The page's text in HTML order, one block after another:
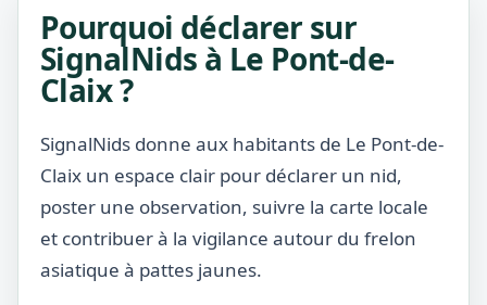
Pourquoi déclarer sur
SignalNids à Le Pont-de-
Claix ?
SignalNids donne aux habitants de Le Pont-de-
Claix un espace clair pour déclarer un nid,
poster une observation, suivre la carte locale
et contribuer à la vigilance autour du frelon
asiatique à pattes jaunes.